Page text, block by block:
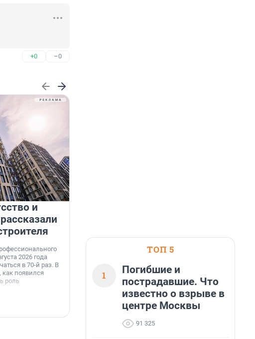
+0 –0
и
2026 года
в 70-й раз. В
появился
роль
Инженеры МегаФона установили телеком-
Ленинградской области. Базовые станции
вблизи Лемболовского и Раздолинского озёр,
а также недалеко от Большого Тосненского
7 августа, 14:59
ТОП 5
1
Погибшие и
пострадавшие. Что
известно о взрыве в
центре Москвы
91 325